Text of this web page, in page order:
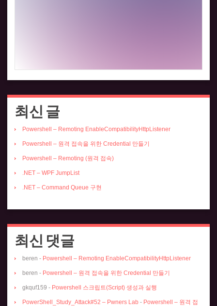
최신 글
Powershell – Remoting EnableCompatibilityHttpListener
Powershell – 원격 접속을 위한 Credential 만들기
Powershell – Remoting (원격 접속)
.NET – WPF JumpList
.NET – Command Queue 구현
최신 댓글
beren - Powershell – Remoting EnableCompatibilityHttpListener
beren - Powershell – 원격 접속을 위한 Credential 만들기
gkquf159 - Powershell 스크립트(Script) 생성과 실행
PowerShell_Study_Attack#52 – Pwners Lab - Powershell – 원격 접